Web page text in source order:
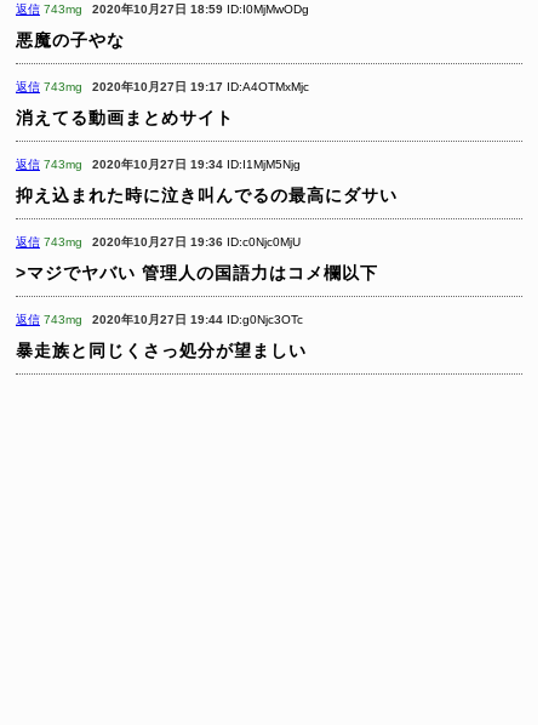
返信 743mg 2020年10月27日 18:59 ID:I0MjMwODg
悪魔の子やな
返信 743mg 2020年10月27日 19:17 ID:A4OTMxMjc
消えてる動画まとめサイト
返信 743mg 2020年10月27日 19:34 ID:I1MjM5Njg
抑え込まれた時に泣き叫んでるの最高にダサい
返信 743mg 2020年10月27日 19:36 ID:c0Njc0MjU
>マジでヤバい 管理人の国語力はコメ欄以下
返信 743mg 2020年10月27日 19:44 ID:g0Njc3OTc
暴走族と同じくさっ処分が望ましい